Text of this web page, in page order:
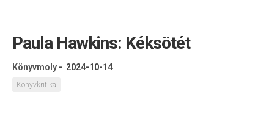
Paula Hawkins: Kéksötét
Könyvmoly - 2024-10-14
Könyvkritika